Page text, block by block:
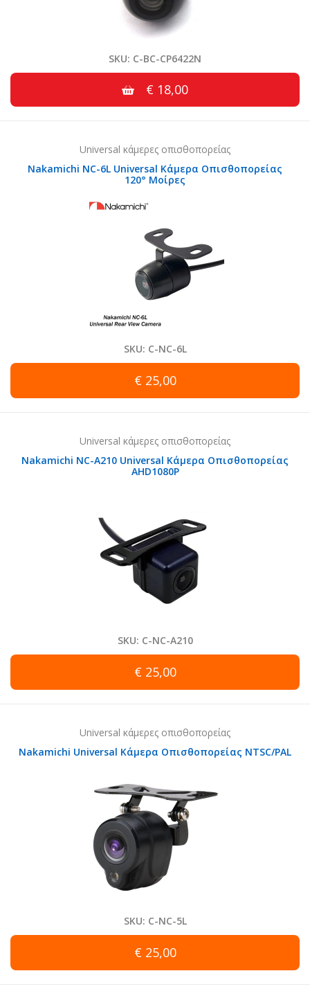
SKU: C-BC-CP6422N
€ 18,00
Universal κάμερες οπισθοπορείας
Nakamichi NC-6L Universal Κάμερα Οπισθοπορείας
120° Μοίρες
SKU: C-NC-6L
€ 25,00
Universal κάμερες οπισθοπορείας
Nakamichi NC-A210 Universal Κάμερα Οπισθοπορείας
AHD1080P
SKU: C-NC-A210
€ 25,00
Universal κάμερες οπισθοπορείας
Nakamichi Universal Κάμερα Οπισθοπορείας NTSC/PAL
SKU: C-NC-5L
€ 25,00